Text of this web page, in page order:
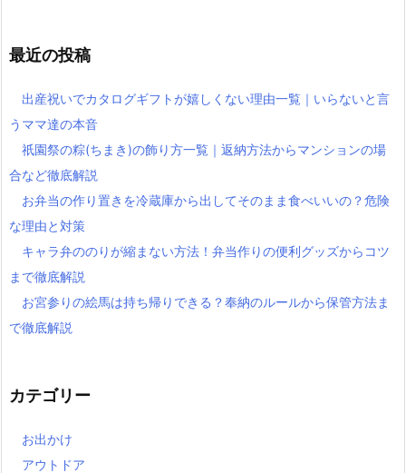
最近の投稿
出産祝いでカタログギフトが嬉しくない理由一覧｜いらないと言
うママ達の本音
祇園祭の粽(ちまき)の飾り方一覧｜返納方法からマンションの場
合など徹底解説
お弁当の作り置きを冷蔵庫から出してそのまま食べいいの？危険
な理由と対策
キャラ弁ののりが縮まない方法！弁当作りの便利グッズからコツ
まで徹底解説
お宮参りの絵馬は持ち帰りできる？奉納のルールから保管方法ま
で徹底解説
カテゴリー
お出かけ
アウトドア